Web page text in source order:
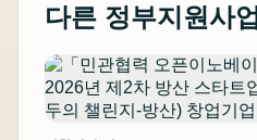
다른 정부지원사업